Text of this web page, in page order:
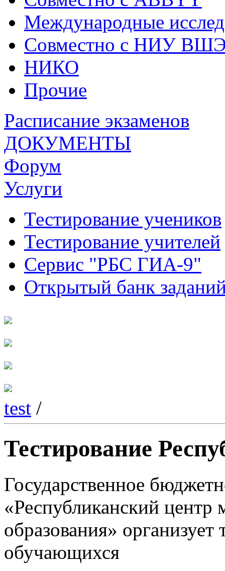
Международные
Совместно с НИУ
НИКО
Прочие
Расписание экзаменов
ДОКУМЕНТЫ
Форум
Услуги
Тестирование учеников
Тестирование учителей
Сервис "РБС ГИА-9"
Открытый банк
test /
Тестирование
Государственное
«Республиканский центр
образования» организует
обучающихся